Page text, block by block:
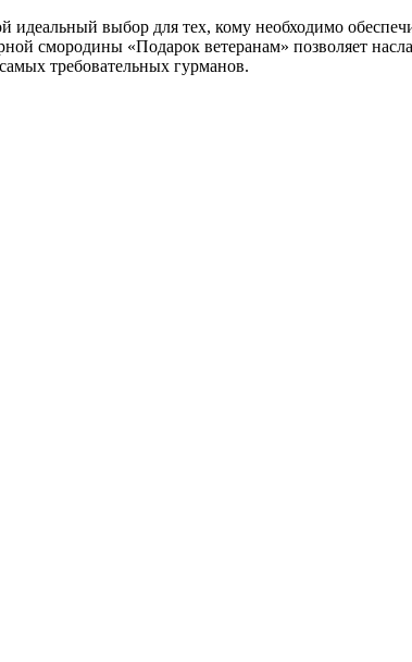
идеальный выбор для тех, кому необходимо
смородины «Подарок ветеранам» позволяет
требовательных гурманов.